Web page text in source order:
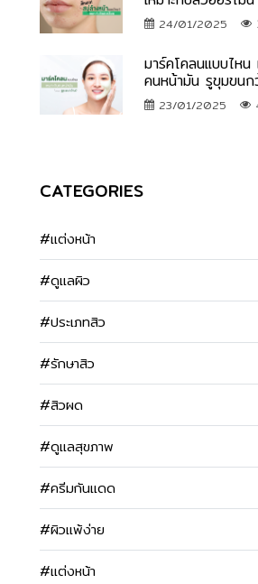
24/01/2025
มาร์คโคลนแบบไหน
คนหน้ามัน รูขุมขนก
23/01/2025
CATEGORIES
#แต่งหน้า
#ดูแลผิว
#ประเภทสิว
#รักษาสิว
#สิวผด
#ดูแลสุขภาพ
#ครีมกันแดด
#ผิวแพ้ง่าย
#แต่งหน้า